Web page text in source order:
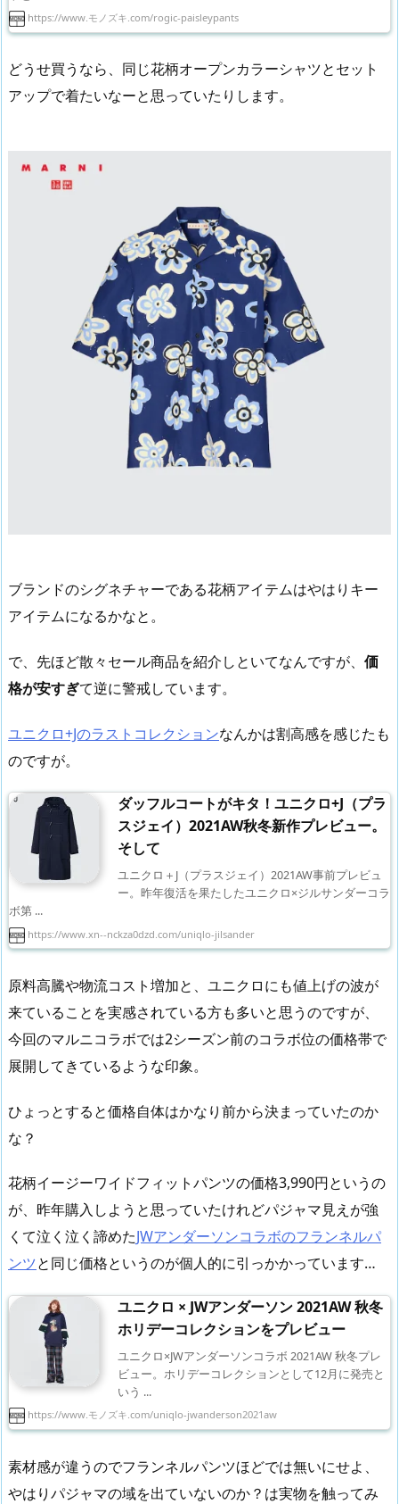
https://www.モノズキ.com/rogic-paisleypants
どうせ買うなら、同じ花柄オープンカラーシャツとセット
アップで着たいなーと思っていたりします。
ブランドのシグネチャーである花柄アイテムはやはりキー
アイテムになるかなと。
で、先ほど散々セール商品を紹介しといてなんですが、 価
格が安すぎて逆に警戒しています。
ユニクロ+Jのラストコレクションなんかは割高感を感じたも
のですが。
ダッフルコートがキタ！ユニクロ+J（プラ
スジェイ）2021AW秋冬新作プレビュー。
そして
ユニクロ＋J（プラスジェイ）2021AW事前プレビュ
ー。昨年復活を果たしたユニクロ×ジルサンダーコラ
ボ第 ...
https://www.xn--nckza0dzd.com/uniqlo-jilsander
原料高騰や物流コスト増加と、ユニクロにも値上げの波が
来ていることを実感されている方も多いと思うのですが、
今回のマルニコラボでは2シーズン前のコラボ位の価格帯で
展開してきているような印象。
ひょっとすると価格自体はかなり前から決まっていたのか
な？
花柄イージーワイドフィットパンツの価格3,990円というの
が、昨年購入しようと思っていたけれどパジャマ見えが強
くて泣く泣く諦めたJWアンダーソンコラボのフランネルパ
ンツと同じ価格というのが個人的に引っかかっています…
ユニクロ × JWアンダーソン 2021AW 秋冬
ホリデーコレクションをプレビュー
ユニクロ×JWアンダーソンコラボ 2021AW 秋冬プレ
ビュー。ホリデーコレクションとして12月に発売と
いう ...
https://www.モノズキ.com/uniqlo-jwanderson2021aw
素材感が違うのでフランネルパンツほどでは無いにせよ、
やはりパジャマの域を出ていないのか？は実物を触ってみ